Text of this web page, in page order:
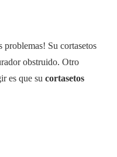
problemas! Su cortasetos
obstruido. Otro
es que su cortasetos